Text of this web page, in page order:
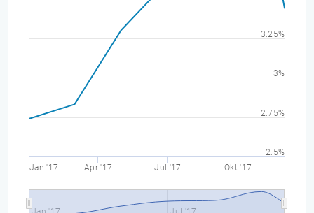
Jan '17 Apr '17 Jul '17 Okt '17
2.5%
2.75%
3%
3.25%